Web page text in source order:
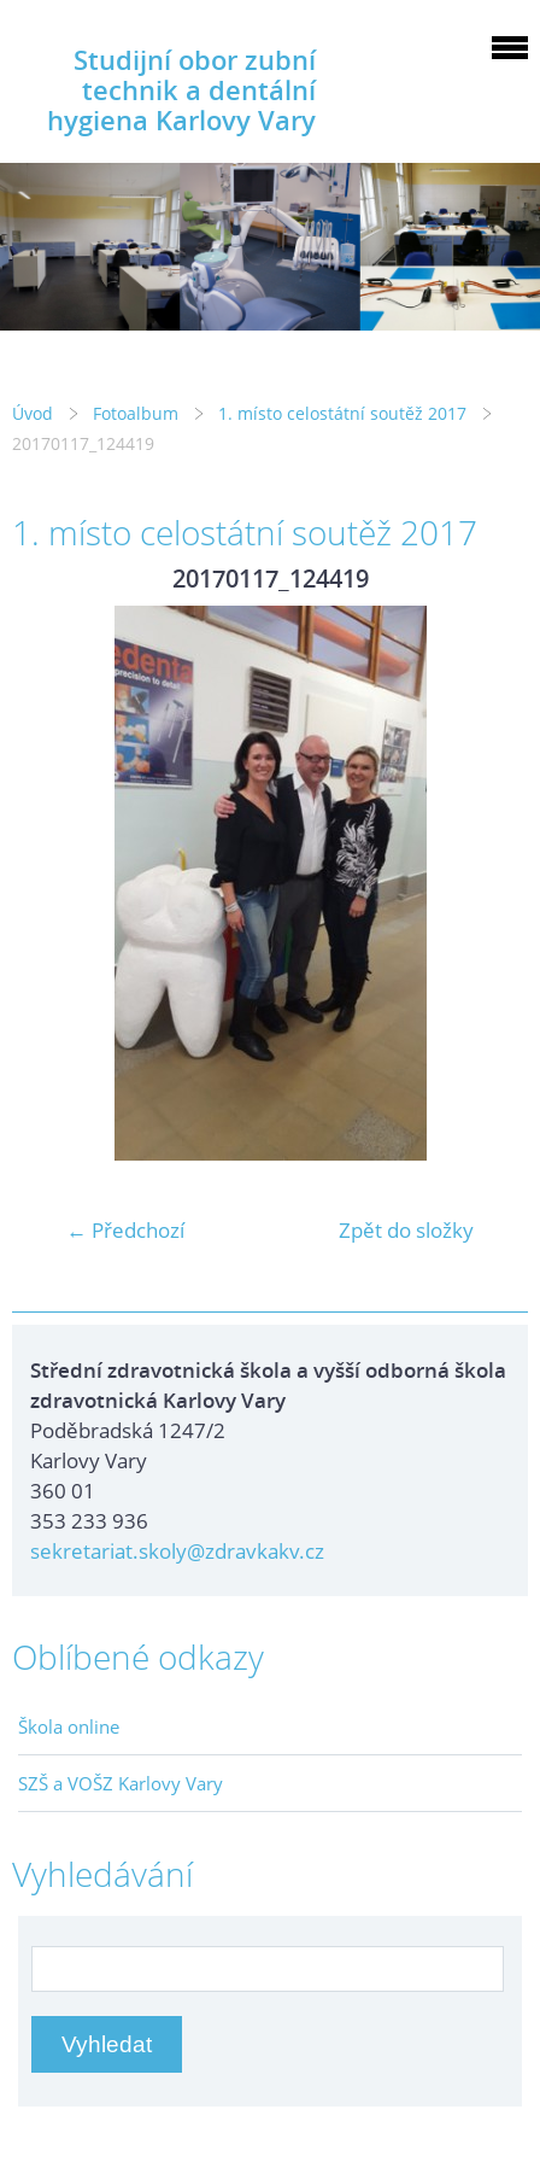
Studijní obor zubní
technik a dentální
hygiena Karlovy Vary
Úvod Fotoalbum
1. místo celostátní soutěž 2017
20170117_124419
1. místo celostátní soutěž 2017
20170117_124419
← Předchozí Zpět do složky
Střední zdravotnická škola a vyšší odborná škola
zdravotnická Karlovy Vary
Poděbradská 1247/2
Karlovy Vary
360 01
353 233 936
sekretariat.skoly@zdravkakv.cz
Oblíbené odkazy
Škola online
SZŠ a VOŠZ Karlovy Vary
Vyhledávání